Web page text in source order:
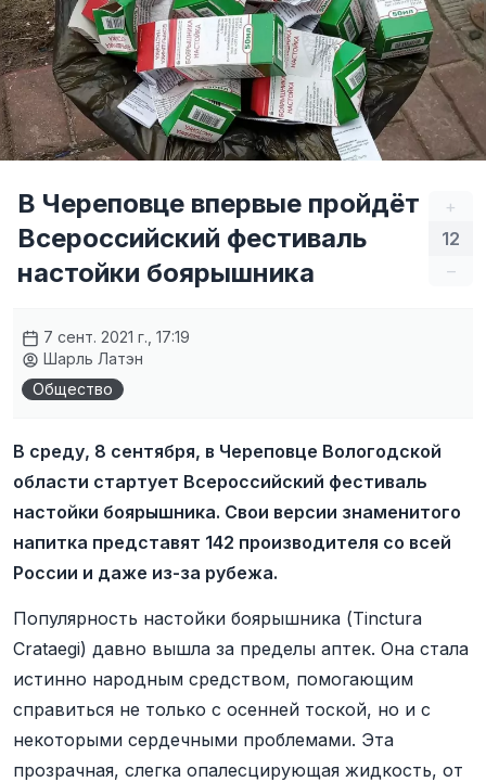
+
12
–
В Череповце впервые пройдёт
Всероссийский фестиваль
настойки боярышника
7 сент. 2021 г., 17:19
Шарль Латэн
Общество
В среду, 8 сентября, в Череповце Вологодской
области стартует Всероссийский фестиваль
настойки боярышника. Свои версии знаменитого
напитка представят 142 производителя со всей
России и даже из-за рубежа.
Популярность настойки боярышника (Tinctura
Crataegi) давно вышла за пределы аптек. Она стала
истинно народным средством, помогающим
справиться не только с осенней тоской, но и с
некоторыми сердечными проблемами. Эта
прозрачная, слегка опалесцирующая жидкость, от